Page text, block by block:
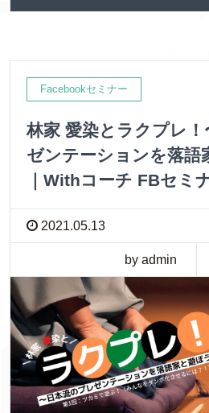
Facebookセミナー
林家 愛染とラクプレ！
ゼンテーションを落語
｜Withコーチ FBセミ
2021.05.13
by admin